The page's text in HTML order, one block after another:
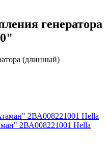
генератора
(длинный)
2ВА008221001 Hella